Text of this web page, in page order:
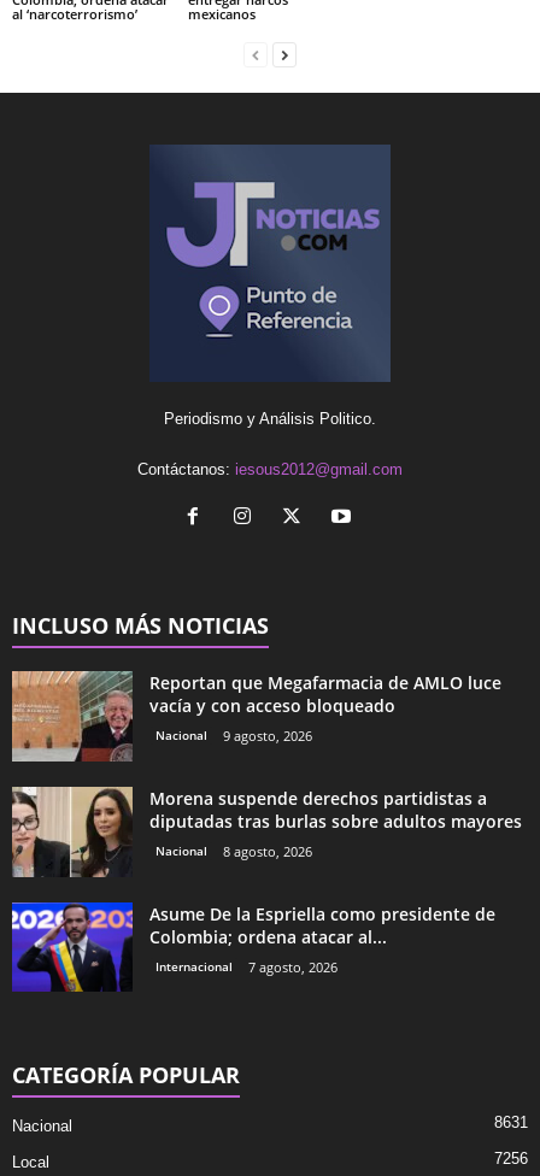
al ‘narcoterrorismo’
mexicanos
Periodismo y Análisis Politico.
Contáctanos: iesous2012@gmail.com
INCLUSO MÁS NOTICIAS
Reportan que Megafarmacia de AMLO luce
vacía y con acceso bloqueado
Nacional 9 agosto, 2026
Morena suspende derechos partidistas a
diputadas tras burlas sobre adultos mayores
Nacional 8 agosto, 2026
Asume De la Espriella como presidente de
Colombia; ordena atacar al...
Internacional 7 agosto, 2026
CATEGORÍA POPULAR
Nacional 8631
Local 7256